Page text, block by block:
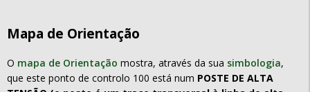
Mapa de Orientação
O mapa de Orientação mostra, através da sua simbologia,
que este ponto de controlo 100 está num POSTE DE ALTA